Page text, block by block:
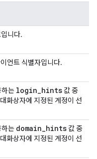
니다.
언트 식별자입니다.
하는 login hints값 중
화상자에 지정된 계정이 선
하는 domain hints값 중
화상자에 지정된 계정이 선